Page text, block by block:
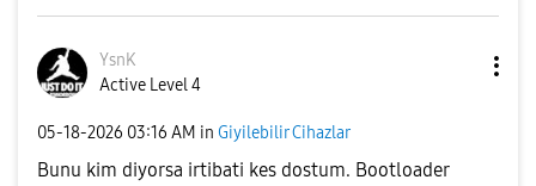
YsnK
Active Level 4
‎05-18-2026 03:16 AM in Giyilebilir Cihazlar
Bunu kim diyorsa irtibati kes dostum. Bootloader